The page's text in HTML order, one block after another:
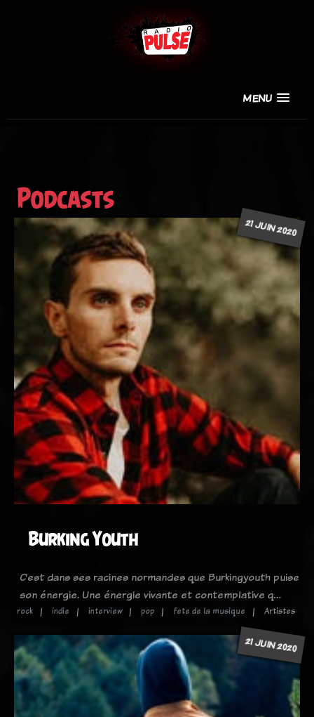
MENU
Podcasts
21 JUIN 2020
Burking Youth
C’est dans ses racines normandes que Burkingyouth puise
son énergie. Une énergie vivante et contemplative q…
rock indie interview pop fete de la musique Artistes
21 JUIN 2020